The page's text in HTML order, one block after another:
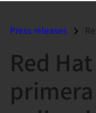
面Press releases
Red